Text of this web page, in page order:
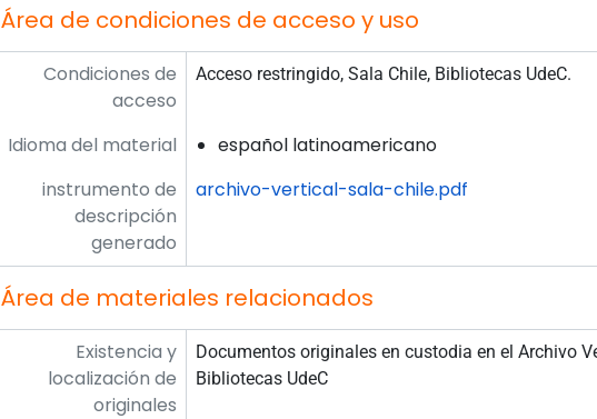
Área de condiciones de acceso y uso
Condiciones de
acceso
Acceso restringido, Sala Chile, Bibliotecas UdeC.
Idioma del material
español latinoamericano
instrumento de
descripción
generado
archivo-vertical-sala-chile.pdf
Área de materiales relacionados
Existencia y
localización de
originales
Documentos originales en custodia en el Archivo
Bibliotecas UdeC